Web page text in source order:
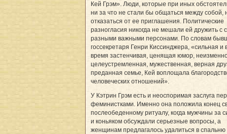
Кей Грэм». Люди, которые при иных
ни за что не стали бы общаться между собой,
отказаться от ее приглашения. Политические
разногласия никогда не мешали ей дружить с
разными важными персонами. По словам
госсекретаря Генри Киссинджера, «сильная и
время застенчивая, ценящая юмор,
целеустремленная, мужественная, верная
преданная семье, Кей воплощала
человеческих отношений».
У Кэтрин Грэм есть и неоспоримая заслуга
феминистками. Именно она положила конец
послеобеденному ритуалу, когда мужчины за
и коньяком обсуждали серьезные вопросы, а
женщинам предлагалось удалиться в спальню